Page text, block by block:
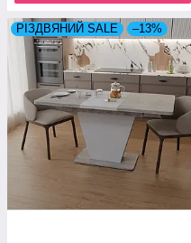
РІЗДВЯНИЙ SALE –13%